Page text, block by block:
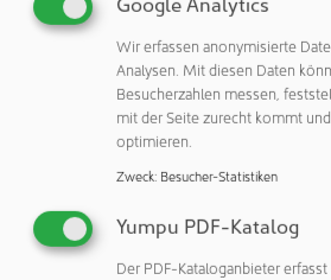
durch die KI, dass die Zellen
und in die Mikrotiterplatten
anderen ist es dem Fraunhofer ILT
Weiterentwicklung des LIFT-
anfangs benötigten metallischen
Prozess zu eliminieren. Durch den
Infrarot-Lasers mit 2940
nun das ohnehin im System
angeregt, während die Polymere
Wellenlänge nicht oder kaum
Wir erfassen anonymisierte
Analysen. Mit diesen Daten
Besucherzahlen messen,
mit der Seite zurecht kommt
optimieren.
Zweck: Besucher-Statistiken
Yumpu PDF-Katalog
Der PDF-Kataloganbieter